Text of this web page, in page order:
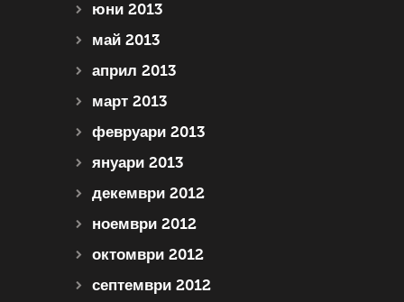
юни 2013
май 2013
април 2013
март 2013
февруари 2013
януари 2013
декември 2012
ноември 2012
октомври 2012
септември 2012